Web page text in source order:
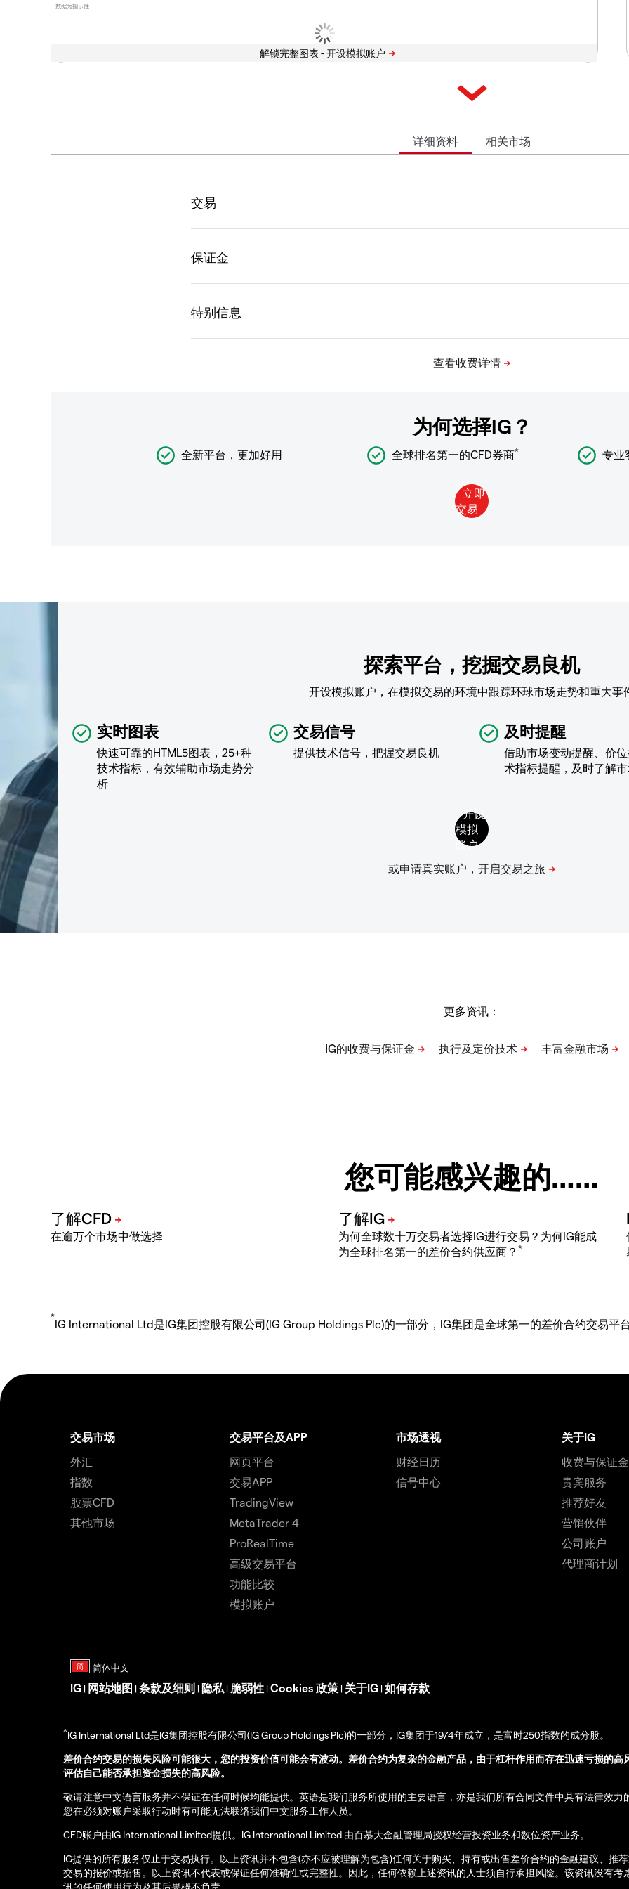
数据为指示性
解锁完整图表 -
详细资料 相关市场
为何选择IG？
全新平台，更加好用 全球排名第一的CFD券商* 专业
探索平台，挖掘交易良机
开设模拟账户，在模拟交易的环境中跟踪环球市场走势和重大事
实时图表
快速可靠的HTML5图表，25+种
技术指标，有效辅助市场走势分
析
交易信号
提供技术信号，把握交易良机
及时提醒
借助市场变动提醒、价
术指标提醒，及时了解
更多资讯：
您可能感兴趣的……
在逾万个市场中做选择
为何全球数十万交易者选择IG进行交易？为何IG能成
为全球排名第一的差价合约供应商？ *
*
IG International Ltd是IG集团控股有限公司(IG Group Holdings Plc)的一部分，IG集团是全球第一的差价合约交易平
交易市场
外汇
指数
股票CFD
其他市场
交易平台及APP
网页平台
交易APP
TradingView
MetaTrader 4
ProRealTime
高级交易平台
功能比较
模拟账户
市场透视
财经日历
信号中心
关于IG
收费与保证金
贵宾服务
推荐好友
营销伙伴
公司账户
代理商计划
IG | 网站地图 | 条款及细则 | 隐私 | 脆弱性 | Cookies 政策 | 关于IG | 如何存款
^IG International Ltd是IG集团控股有限公司(IG Group Holdings Plc)的一部分，IG集团于1974年成立，是富时250指数的成分股。
差价合约交易的损失风险可能很大，您的投资价值可能会有波动。差价合约为复杂的金融产品，由于杠杆作用而存在迅速亏损的
评估自己能否承担资金损失的高风险。
敬请注意中文语言服务并不保证在任何时候均能提供。英语是我们服务所使用的主要语言，亦是我们所有合同文件中具有法律效力
您在必须对账户采取行动时有可能无法联络我们中文服务工作人员。
CFD账户由IG International Limited提供。IG International Limited 由百慕大金融管理局授权经营投资业务和数位资产业务。
IG提供的所有服务仅止于交易执行。以上资讯并不包含(亦不应被理解为包含)任何关于购买、持有或出售差价合约的金融建议、推
交易的报价或招售。以上资讯不代表或保证任何准确性或完整性。因此，任何依赖上述资讯的人士须自行承担风险。该资讯没有